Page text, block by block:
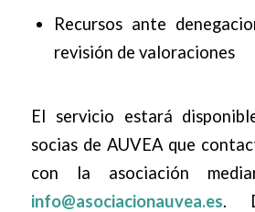
Recursos ante
revisión de valoraciones
El servicio estará
socias de AUVEA que
con la asociación
info@asociacionauvea.es.